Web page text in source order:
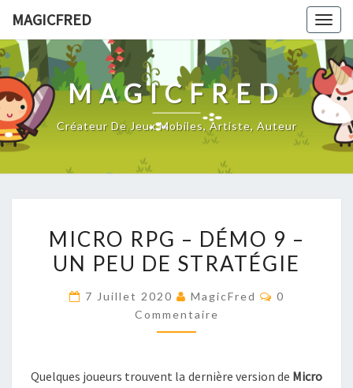
content
MAGICFRED
MAGICFRED
Créateur De Jeux Mobiles, Artiste, Auteur
RPG
–
9
–
PEU
MICRO RPG – DÉMO 9 –
UN PEU DE STRATÉGIE
7 Juillet 2020 MagicFred
0
Commentaire
Quelques joueurs trouvent la dernière version de Micro